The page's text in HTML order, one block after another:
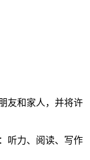
友和家人，并将许
听力、阅读、写作